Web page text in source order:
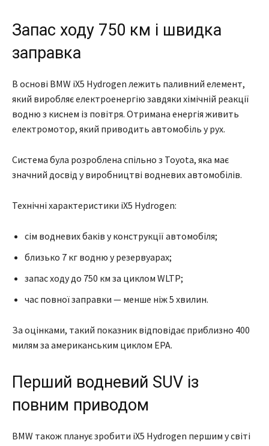
Запас ходу 750 км і швидка
заправка
В основі BMW iX5 Hydrogen лежить паливний елемент,
який виробляє електроенергію завдяки хімічній реакції
водню з киснем із повітря. Отримана енергія живить
електромотор, який приводить автомобіль у рух.
Система була розроблена спільно з Toyota, яка має
значний досвід у виробництві водневих автомобілів.
Технічні характеристики iX5 Hydrogen:
сім водневих баків у конструкції автомобіля;
близько 7 кг водню у резервуарах;
запас ходу до 750 км за циклом WLTP;
час повної заправки — менше ніж 5 хвилин.
За оцінками, такий показник відповідає приблизно 400
милям за американським циклом EPA.
Перший водневий SUV із
повним приводом
BMW також планує зробити iX5 Hydrogen першим у світі